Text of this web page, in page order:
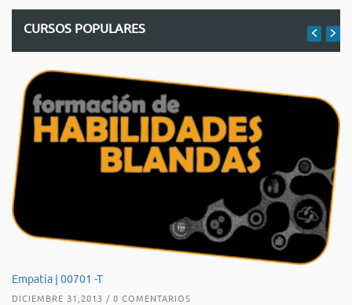
CURSOS POPULARES
Empatía | 00701 -T
DICIEMBRE 31,2013 / 0 COMENTARIOS